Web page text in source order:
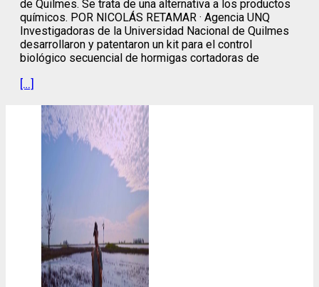
de Quilmes. Se trata de una alternativa a los productos
químicos. POR NICOLÁS RETAMAR · Agencia UNQ
Investigadoras de la Universidad Nacional de Quilmes
desarrollaron y patentaron un kit para el control
biológico secuencial de hormigas cortadoras de
[…]